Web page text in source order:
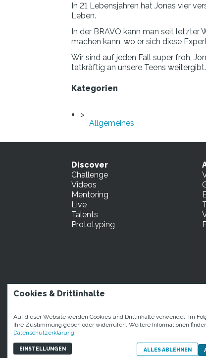
In 21 Lebensjahren hat Jonas vier
Leben.
In der BRAVO kann man seit letzter
machen kann, wo er sich diese
Wir sind auf jeden Fall super froh,
tatkräftig an unsere Teens weitergibt.
Kategorien
Allgemeines
Discover
Challenge
Videos
Mentoring
Live
Talents
Prototyping
STARTUP
Cookies & Drittinhalte
Auf dieser Website werden Cookies und Drittinhalte verwendet. Im
Ihre Zustimmung geben oder widerrufen. Weitere Informationen
Datenschutzerklärung.
EINSTELLUNGEN ALLES ABLEHNEN